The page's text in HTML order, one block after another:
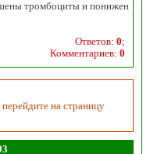
тромбоциты и понижен
Ответов: 0;
Комментариев: 0
на страницу